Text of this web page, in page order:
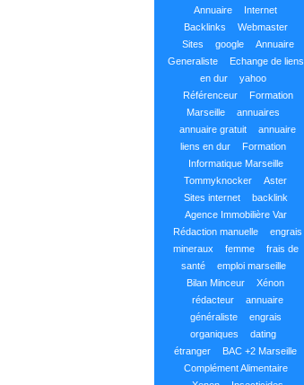
Annuaire
Internet
Backlinks
Webmaster
Sites
google
Annuaire
Generaliste
Echange de liens
en dur
yahoo
Référenceur
Formation
Marseille
annuaires
annuaire gratuit
annuaire
liens en dur
Formation
Informatique Marseille
Tommyknocker
Aster
Sites internet
backlink
Agence Immobilière Var
Rédaction manuelle
engrais
mineraux
femme
frais de
santé
emploi marseille
Bilan Minceur
Xénon
rédacteur
annuaire
généraliste
engrais
organiques
dating
étranger
BAC +2 Marseille
Complément Alimentaire